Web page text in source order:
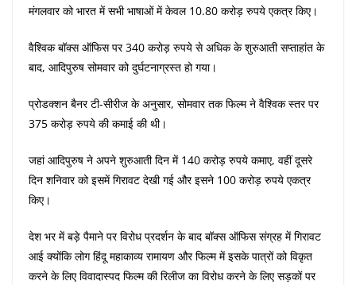
मंगलवार को भारत में सभी भाषाओं में केवल 10.80 करोड़ रुपये एकत्र किए।
वैश्विक बॉक्स ऑफिस पर 340 करोड़ रुपये से अधिक के शुरुआती सप्ताहांत के
बाद, आदिपुरुष सोमवार को दुर्घटनाग्रस्त हो गया।
प्रोडक्शन बैनर टी-सीरीज के अनुसार, सोमवार तक फिल्म ने वैश्विक स्तर पर
375 करोड़ रुपये की कमाई की थी।
जहां आदिपुरुष ने अपने शुरुआती दिन में 140 करोड़ रुपये कमाए, वहीं दूसरे
दिन शनिवार को इसमें गिरावट देखी गई और इसने 100 करोड़ रुपये एकत्र
किए।
देश भर में बड़े पैमाने पर विरोध प्रदर्शन के बाद बॉक्स ऑफिस संग्रह में गिरावट
आई क्योंकि लोग हिंदू महाकाव्य रामायण और फिल्म में इसके पात्रों को विकृत
करने के लिए विवादास्पद फिल्म की रिलीज का विरोध करने के लिए सड़कों पर